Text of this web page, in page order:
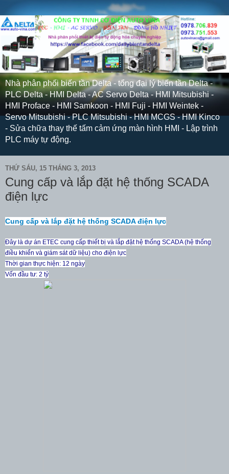
Nhà phân phối biến tần Delta - tổng đại lý biến tần Delta -
PLC Delta - HMI Delta - AC Servo Delta - HMI Mitsubishi -
HMI Proface - HMI Samkoon - HMI Fuji - HMI Weintek -
Servo Mitsubishi - PLC Mitsubishi - HMI MCGS - HMI Kinco
- Sửa chữa thay thế tấm cảm ứng màn hình HMI - Lập trình
PLC máy tự động.
THỨ SÁU, 15 THÁNG 3, 2013
Cung cấp và lắp đặt hệ thống SCADA
điện lực
Cung cấp và lắp đặt hệ thống SCADA điện lực
Đây là dự án ETEC cung cấp thiết bị và lắp đặt hệ thống SCADA (hệ thống
điều khiển và giám sát dữ liệu) cho điện lực
Thời gian thực hiện: 12 ngày
Vốn đầu tư: 2 tỷ